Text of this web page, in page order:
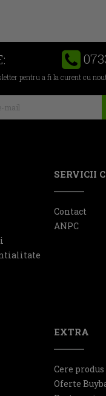
pentru a fi la curent cu
SERVICII
Contact
ANPC
EXTRA
Cere produs
Oferte